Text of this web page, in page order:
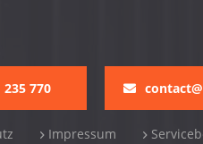
235 770
Impressum